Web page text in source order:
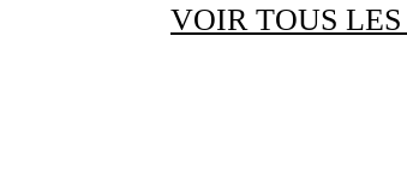
VOIR TOUS